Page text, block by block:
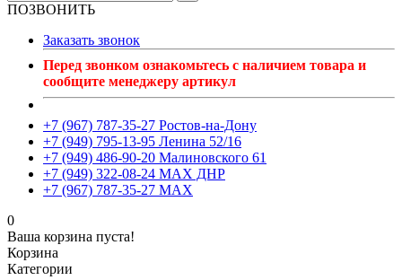
ПОЗВОНИТЬ
Заказать звонок
Перед звонком ознакомьтесь с наличием товара и
сообщите менеджеру артикул
+7 (967) 787-35-27 Ростов-на-Дону
+7 (949) 795-13-95 Ленина 52/16
+7 (949) 486-90-20 Малиновского 61
+7 (949) 322-08-24 MAX ДНР
+7 (967) 787-35-27 MAX
0
Ваша корзина пуста!
Корзина
Категории